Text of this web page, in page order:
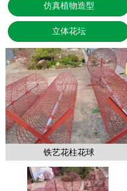
仿真植物造型
立体花坛
铁艺花柱花球